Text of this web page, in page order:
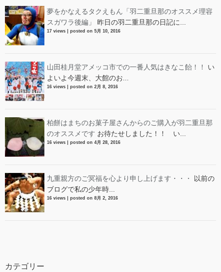
夢をかなえるタクえもん「羽二重旦那のオススメ理容
スガワラ後編」
昨日の羽二重旦那の日記に...
17 views posted on 5月 10, 2016
山田桂月堂アメッコ市での一番人気はきなこ飴！！
い
よいよ今週末、大館のお...
16 views posted on 2月 8, 2016
柏餅はまちのお菓子屋さんからのご購入が羽二重旦那
のオススメです お待たせしました！！ い...
16 views posted on 4月 28, 2016
九重親方のご冥福を心より申し上げます・・・
以前の
ブログで私の少年時...
16 views posted on 8月 2, 2016
カテゴリー